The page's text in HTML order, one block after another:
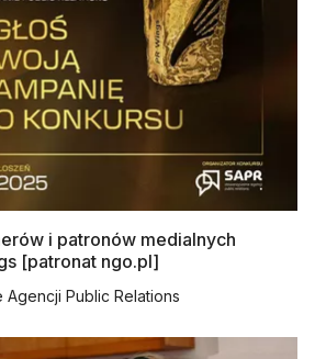
i patronów medialnych
[patronat ngo.pl]
Public Relations